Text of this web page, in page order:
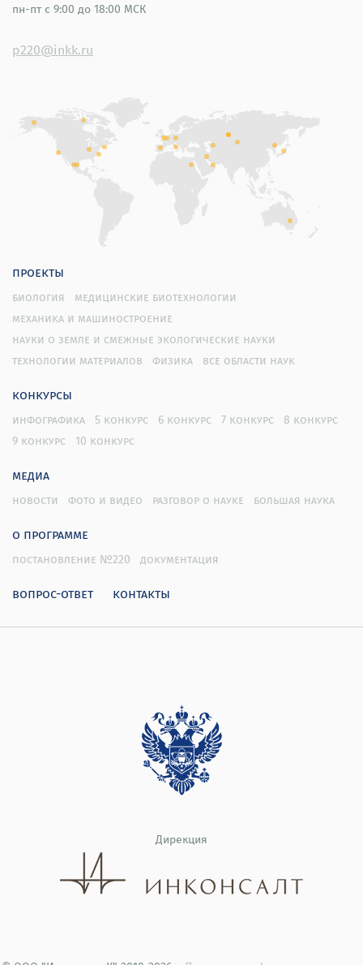
пн-пт с 9:00 до 18:00 МСК
p220@inkk.ru
проекты
биология
медицинские биотехнологии
механика и машиностроение
науки о земле и смежные экологические науки
технологии материалов
физика все области наук
конкурсы
инфографика 5 конкурс 6 конкурс 7 конкурс
8 конкурс
9 конкурс
10 конкурс
медиа
новости фото и видео разговор о науке большая наука
о программе
постановление №220 документация
вопрос-ответ контакты
Дирекция